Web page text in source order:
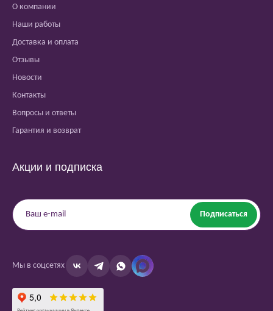
О компании
Наши работы
Доставка и оплата
Отзывы
Новости
Контакты
Вопросы и ответы
Гарантия и возврат
Акции и подписка
Подписаться
Мы в соцсетях